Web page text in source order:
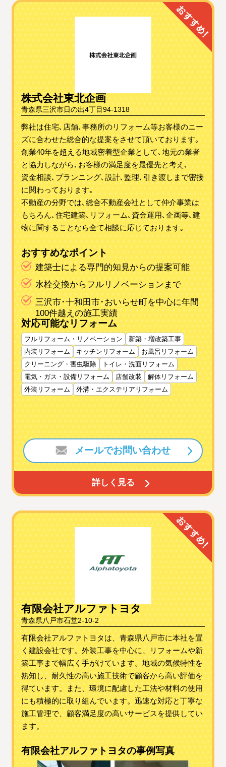
株式会社東北企画
青森県三沢市日の出4丁目94-1318
弊社は住宅､店舗､事務所のリフォーム等お客様のニー
ズに合わせた総合的な提案をさせて頂いております｡
創業40年を超える地域密着型企業として､地元の業者
と協力しながら､お客様の満足度を最優先と考え､
資金相談､プランニング､設計､監理､引き渡しまで密接
に関わっております｡
不動産の分野では､総合不動産会社として仲介事業は
もちろん､住宅建築､リフォーム､資金運用､企画等､建
物に関することなら全て相談に応じております｡
おすすめなポイント
建築士による専門的知見からの提案可能
水栓交換からフルリノベーションまで
三沢市･十和田市･おいらせ町を中心に年間
100件越えの施工実績
対応可能なリフォーム
フルリフォーム・リノベーション
新築・増改築工事
内装リフォーム
キッチンリフォーム
お風呂リフォーム
クリーニング・害虫駆除
トイレ・洗面リフォーム
電気・ガス・設備リフォーム
店舗改装
解体リフォーム
外装リフォーム
外溝・エクステリアリフォーム
詳しく見る
メールでお問い合わせ
有限会社アルファトヨタ
青森県八戸市石堂2-10-2
有限会社アルファトヨタは、青森県八戸市に本社を置
く建設会社です。外装工事を中心に、リフォームや新
築工事まで幅広く手がけています。地域の気候特性を
熟知し、耐久性の高い施工技術で顧客から高い評価を
得ています。また、環境に配慮した工法や材料の使用
にも積極的に取り組んでいます。迅速な対応と丁寧な
施工管理で、顧客満足度の高いサービスを提供してい
ます。
有限会社アルファトヨタの事例写真